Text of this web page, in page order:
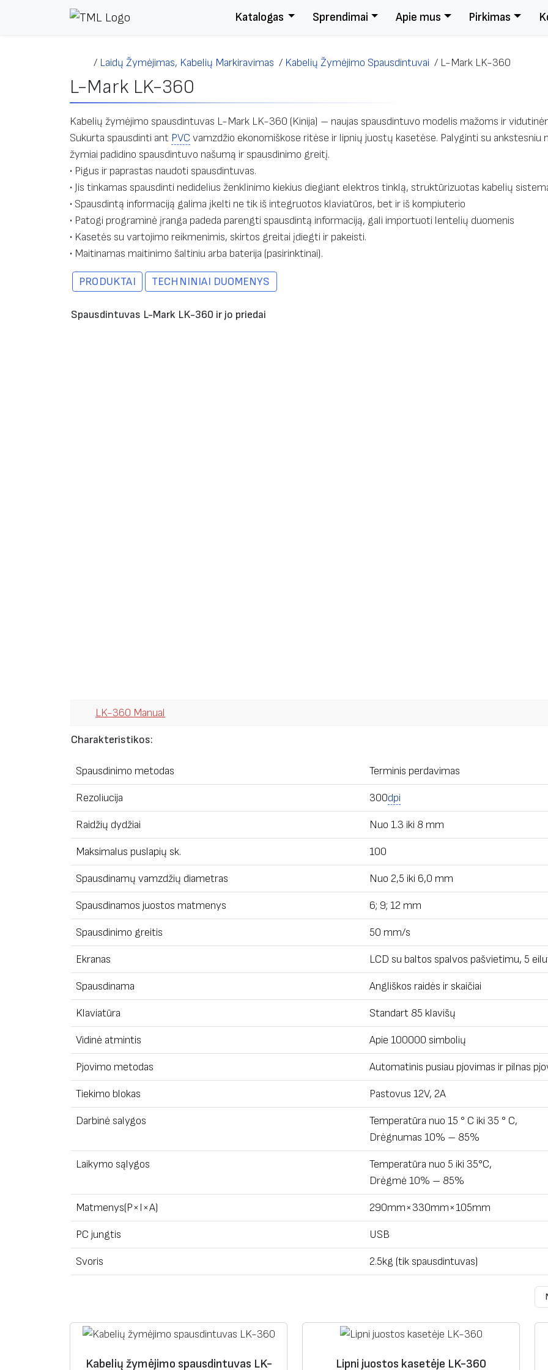
Katalogas Sprendimai Apie mus Pirkimas
/ Laidų Žymėjimas, Kabelių Markiravimas / Kabelių Žymėjimo Spausdintuvai / L-Mark LK-360
L-Mark LK-360
Kabelių žymėjimo spausdintuvas L-Mark LK-360 (Kinija) – naujas spausdintuvo modelis mažoms ir
Sukurta spausdinti ant PVC vamzdžio ekonomiškose ritėse ir lipnių juostų kasetėse. Palyginti su ankstesniu
žymiai padidino spausdintuvo našumą ir spausdinimo greitį.
• Pigus ir paprastas naudoti spausdintuvas.
• Jis tinkamas spausdinti nedidelius ženklinimo kiekius diegiant elektros tinklą, struktūrizuotas kabelių
• Spausdintą informaciją galima įkelti ne tik iš integruotos klaviatūros, bet ir iš kompiuterio
• Patogi programinė įranga padeda parengti spausdintą informaciją, gali importuoti lentelių duomenis
• Kasetės su vartojimo reikmenimis, skirtos greitai įdiegti ir pakeisti.
• Maitinamas maitinimo šaltiniu arba baterija (pasirinktinai).
PRODUKTAI TECHNINIAI DUOMENYS
Spausdintuvas L-Mark LK-360 ir jo priedai
LK-360 Manual
Charakteristikos:
Spausdinimo metodas Terminis perdavimas
Rezoliucija 300dpi
Raidžių dydžiai Nuo 1.3 iki 8 mm
Maksimalus puslapių sk. 100
Spausdinamų vamzdžių diametras Nuo 2,5 iki 6,0 mm
Spausdinamos juostos matmenys 6; 9; 12 mm
Spausdinimo greitis 50 mm/s
Ekranas LCD su baltos spalvos pašvietimu, 5
Spausdinama Angliškos raidės ir skaičiai
Klaviatūra Standart 85 klavišų
Vidinė atmintis Apie 100000 simbolių
Pjovimo metodas Automatinis pusiau pjovimas ir pilnas
Tiekimo blokas Pastovus 12V, 2A
Darbinė salygos
Temperatūra nuo 15 ° C iki 35 ° C,
Drėgnumas 10% – 85%
Laikymo sąlygos
Temperatūra nuo 5 iki 35°C,
Drėgmė 10% – 85%
Matmenys(P×I×A) 290mm×330mm×105mm
PC jungtis USB
Svoris 2.5kg (tik spausdintuvas)
Kabelių žymėjimo spausdintuvas LK- Lipni juostos kasetėje LK-360